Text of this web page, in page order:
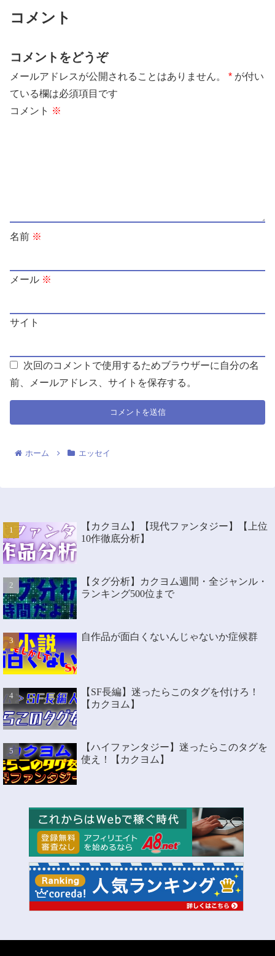
コメント
コメントをどうぞ
メールアドレスが公開されることはありません。 * が付い
ている欄は必須項目です
コメント ※
名前 ※
メール ※
サイト
次回のコメントで使用するためブラウザーに自分の名
前、メールアドレス、サイトを保存する。
ホーム エッセイ
【カクヨム】【現代ファンタジー】【上位
10作徹底分析】
【タグ分析】カクヨム週間・全ジャンル・
ランキング500位まで
自作品が面白くないんじゃないか症候群
【SF長編】迷ったらこのタグを付けろ！
【カクヨム】
【ハイファンタジー】迷ったらこのタグを
使え！【カクヨム】